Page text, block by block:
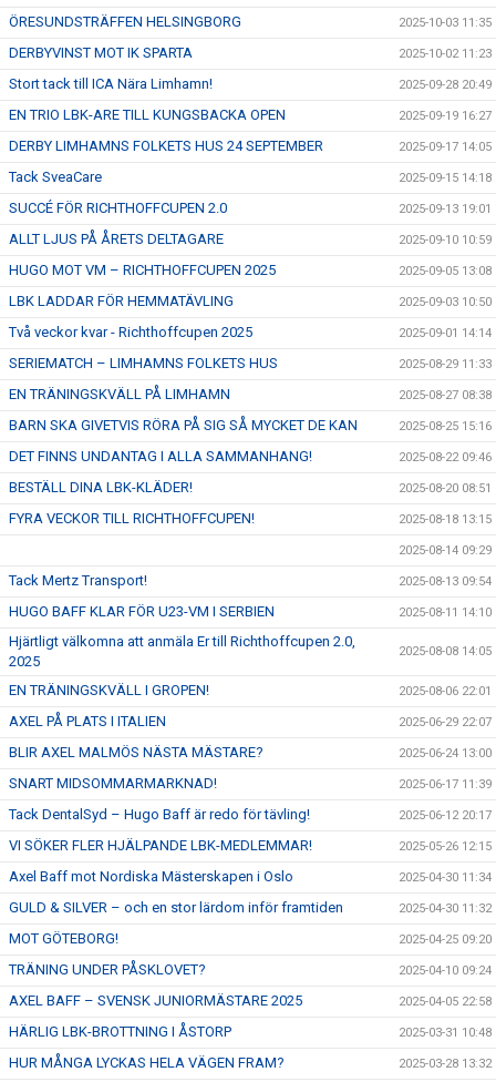
ÖRESUNDSTRÄFFEN HELSINGBORG 2025-10-03 11:35
DERBYVINST MOT IK SPARTA 2025-10-02 11:23
Stort tack till ICA Nära Limhamn! 2025-09-28 20:49
EN TRIO LBK-ARE TILL KUNGSBACKA OPEN 2025-09-19 16:27
DERBY LIMHAMNS FOLKETS HUS 24 SEPTEMBER 2025-09-17 14:05
Tack SveaCare 2025-09-15 14:18
SUCCÉ FÖR RICHTHOFFCUPEN 2.0 2025-09-13 19:01
ALLT LJUS PÅ ÅRETS DELTAGARE 2025-09-10 10:59
HUGO MOT VM – RICHTHOFFCUPEN 2025 2025-09-05 13:08
LBK LADDAR FÖR HEMMATÄVLING 2025-09-03 10:50
Två veckor kvar - Richthoffcupen 2025 2025-09-01 14:14
SERIEMATCH – LIMHAMNS FOLKETS HUS 2025-08-29 11:33
EN TRÄNINGSKVÄLL PÅ LIMHAMN 2025-08-27 08:38
BARN SKA GIVETVIS RÖRA PÅ SIG SÅ MYCKET DE KAN 2025-08-25 15:16
DET FINNS UNDANTAG I ALLA SAMMANHANG! 2025-08-22 09:46
BESTÄLL DINA LBK-KLÄDER! 2025-08-20 08:51
FYRA VECKOR TILL RICHTHOFFCUPEN! 2025-08-18 13:15
2025-08-14 09:29
Tack Mertz Transport! 2025-08-13 09:54
HUGO BAFF KLAR FÖR U23-VM I SERBIEN 2025-08-11 14:10
Hjärtligt välkomna att anmäla Er till Richthoffcupen 2.0,
2025
2025-08-08 14:05
EN TRÄNINGSKVÄLL I GROPEN! 2025-08-06 22:01
AXEL PÅ PLATS I ITALIEN 2025-06-29 22:07
BLIR AXEL MALMÖS NÄSTA MÄSTARE? 2025-06-24 13:00
SNART MIDSOMMARMARKNAD! 2025-06-17 11:39
Tack DentalSyd – Hugo Baff är redo för tävling! 2025-06-12 20:17
VI SÖKER FLER HJÄLPANDE LBK-MEDLEMMAR! 2025-05-26 12:15
Axel Baff mot Nordiska Mästerskapen i Oslo 2025-04-30 11:34
GULD & SILVER – och en stor lärdom inför framtiden 2025-04-30 11:32
MOT GÖTEBORG! 2025-04-25 09:20
TRÄNING UNDER PÅSKLOVET? 2025-04-10 09:24
AXEL BAFF – SVENSK JUNIORMÄSTARE 2025 2025-04-05 22:58
HÄRLIG LBK-BROTTNING I ÅSTORP 2025-03-31 10:48
HUR MÅNGA LYCKAS HELA VÄGEN FRAM? 2025-03-28 13:32